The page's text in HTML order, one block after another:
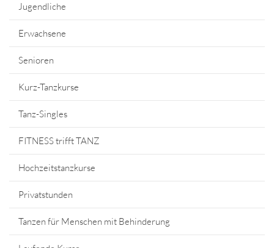
Jugendliche
Erwachsene
Senioren
Kurz-Tanzkurse
Tanz-Singles
FITNESS trifft TANZ
Hochzeitstanzkurse
Privatstunden
Tanzen für Menschen mit Behinderung